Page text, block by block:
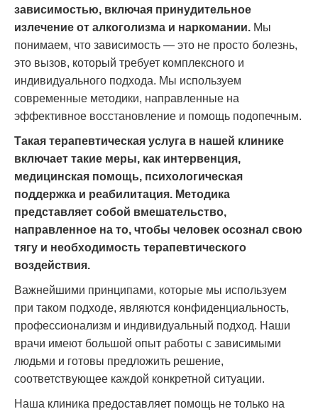
зависимостью, включая принудительное
излечение от алкоголизма и наркомании. Мы
понимаем, что зависимость — это не просто болезнь,
это вызов, который требует комплексного и
индивидуального подхода. Мы используем
современные методики, направленные на
эффективное восстановление и помощь подопечным.
Такая терапевтическая услуга в нашей клинике
включает такие меры, как интервенция,
медицинская помощь, психологическая
поддержка и реабилитация. Методика
представляет собой вмешательство,
направленное на то, чтобы человек осознал свою
тягу и необходимость терапевтического
воздействия.
Важнейшими принципами, которые мы используем
при таком подходе, являются конфиденциальность,
профессионализм и индивидуальный подход. Наши
врачи имеют большой опыт работы с зависимыми
людьми и готовы предложить решение,
соответствующее каждой конкретной ситуации.
Наша клиника предоставляет помощь не только на